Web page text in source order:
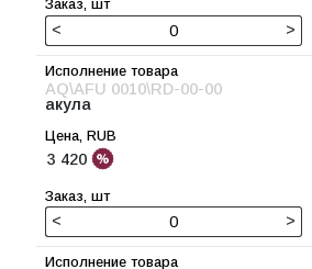
< >
AQ\AFU 0010\RD-00-00
акула
3 420
< >